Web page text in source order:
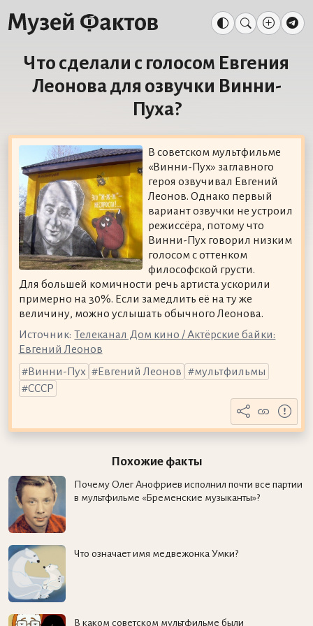
Что сделали с голосом Евгения
Леонова для озвучки Винни-
Пуха?
В советском мультфильме
«Винни-Пух» заглавного
героя озвучивал Евгений
Леонов. Однако первый
вариант озвучки не устроил
режиссёра, потому что
Винни-Пух говорил низким
голосом с оттенком
философской грусти.
Для большей комичности речь артиста ускорили
примерно на 30%. Если замедлить её на ту же
величину, можно услышать обычного Леонова.
Источник: Телеканал Дом кино / Актёрские байки:
Евгений Леонов
Винни-Пух
Евгений Леонов
мультфильмы
СССР
Похожие факты
Почему Олег Анофриев исполнил почти все партии
в мультфильме «Бременские музыканты»?
Что означает имя медвежонка Умки?
В каком советском мультфильме были